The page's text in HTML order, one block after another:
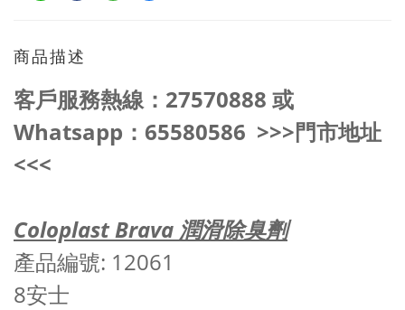
商品描述
客戶服務熱線：27570888 或
Whatsapp：65580586 >>>門市地址
<<<
Coloplast Brava 潤滑除臭劑
產品編號: 12061
8安士